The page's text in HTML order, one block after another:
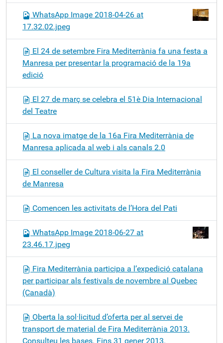
WhatsApp Image 2018-04-26 at
17.32.02.jpeg
El 24 de setembre Fira Mediterrània fa una festa a
Manresa per presentar la programació de la 19a
edició
El 27 de març se celebra el 51è Dia Internacional
del Teatre
La nova imatge de la 16a Fira Mediterrània de
Manresa aplicada al web i als canals 2.0
El conseller de Cultura visita la Fira Mediterrània
de Manresa
Comencen les activitats de l’Hora del Pati
WhatsApp Image 2018-06-27 at
23.46.17.jpeg
Fira Mediterrània participa a l’expedició catalana
per participar als festivals de novembre al Quebec
(Canadà)
Oberta la sol·licitud d’oferta per al servei de
transport de material de Fira Mediterrània 2013.
Consulteu les bases. Fins 31 gener 2013.